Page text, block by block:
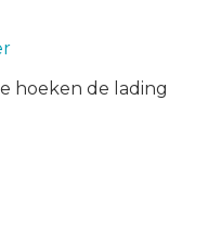
hoeken de lading